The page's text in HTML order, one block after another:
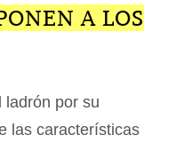
A LOS
ladrón por su
las características